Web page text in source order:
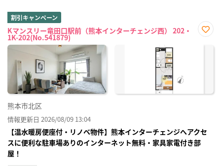
割引キャンペーン
Kマンスリー竜田口駅前（熊本インターチェンジ西） 202・
1K-202(No.541879)
に入
熊本市北区
情報更新日 2026/08/09 13:04
【温水暖房便座付・リノベ物件】熊本インターチェンジへアクセ
スに便利な駐車場ありのインターネット無料・家具家電付き部
屋！